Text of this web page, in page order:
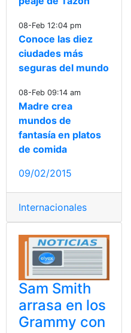
08-Feb 12:04 pm
Conoce las diez
ciudades más
seguras del mundo
08-Feb 09:14 am
Madre crea
mundos de
fantasía en platos
de comida
09/02/2015
Internacionales
Sam Smith
arrasa en los
Grammy con